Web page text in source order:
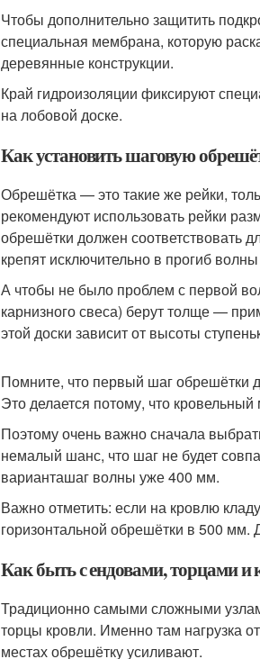
Чтобы дополнительно защитить
специальная мембрана, которую
деревянные конструкции.
Край гидроизоляции фиксируют
на лобовой доске.
Как установить шаговую
Обрешётка — это такие же рейки,
рекомендуют использовать рейки
обрешётки должен соответствовать
крепят исключительно в прогиб
А чтобы не было проблем с первой
карнизного свеса) берут толще —
этой доски зависит от высоты
Помните, что первый шаг обрешётки
Это делается потому, что
Поэтому очень важно сначала
немалый шанс, что шаг не будет
варианташаг волны уже 400 мм.
Важно отметить: если на кровлю
горизонтальной обрешётки в 500
Как быть с ендовами, торцами и
Традиционно самыми сложными
торцы кровли. Именно там нагрузка
местах обрешётку усиливают.